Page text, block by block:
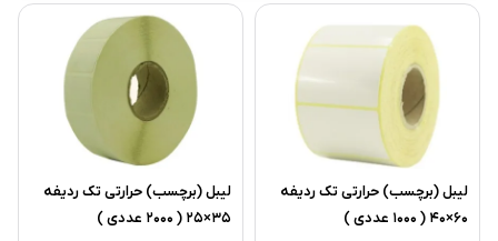
ليبل (برچسب) حرارتی تک رديفه
60×40 ( 1000 عددی )
ليبل (برچسب) حرارتی تک رديفه
35×25 ( 2000 عددی )